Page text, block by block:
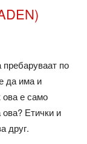
по
да има и
ова е само
Етички и
друг.